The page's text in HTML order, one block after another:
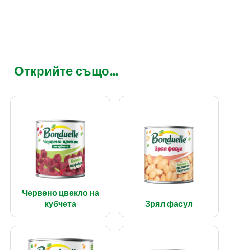
Открийте също...
Червено цвекло на
кубчета
Зрял фасул